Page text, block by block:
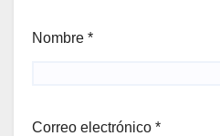
Nombre *
Correo electrónico *